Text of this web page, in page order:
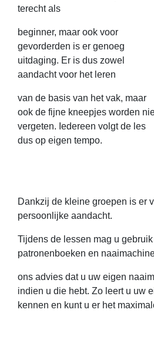
terecht als
beginner, maar ook voor
gevorderden is er genoeg
uitdaging. Er is dus zowel
aandacht voor het leren
van de basis van het vak, maar
ook de fijne kneepjes worden
vergeten. Iedereen volgt de les
dus op eigen tempo.
Dankzij de kleine groepen is er
persoonlijke aandacht.
Tijdens de lessen mag u
patronenboeken en
ons advies dat u uw eigen
indien u die hebt. Zo leert u uw
kennen en kunt u er het